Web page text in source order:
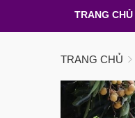
TRANG CHỦ
TRANG CHỦ